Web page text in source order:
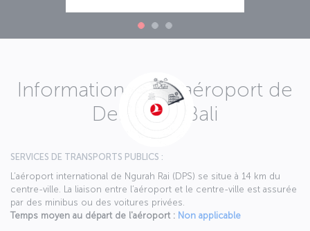
Informations sur l’aéroport de
Denpasar-Bali
SERVICES DE TRANSPORTS PUBLICS :
L’aéroport international de Ngurah Rai (DPS) se situe à 14 km du
centre-ville. La liaison entre l’aéroport et le centre-ville est assurée
par des minibus ou des voitures privées.
Temps moyen au départ de l'aéroport : Non applicable